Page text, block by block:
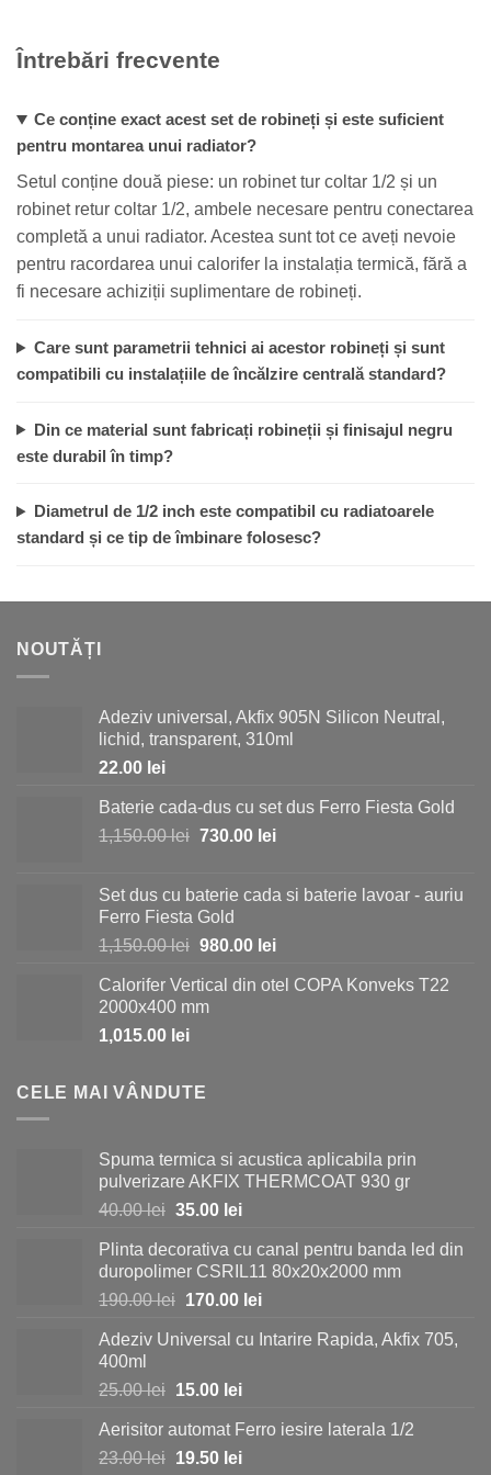
Întrebări frecvente
Ce conține exact acest set de robineți și este suficient
pentru montarea unui radiator?
Setul conține două piese: un robinet tur coltar 1/2 și un
robinet retur coltar 1/2, ambele necesare pentru conectarea
completă a unui radiator. Acestea sunt tot ce aveți nevoie
pentru racordarea unui calorifer la instalația termică, fără a
fi necesare achiziții suplimentare de robineți.
Care sunt parametrii tehnici ai acestor robineți și sunt
compatibili cu instalațiile de încălzire centrală standard?
Din ce material sunt fabricați robineții și finisajul negru
este durabil în timp?
Diametrul de 1/2 inch este compatibil cu radiatoarele
standard și ce tip de îmbinare folosesc?
NOUTĂȚI
Adeziv universal, Akfix 905N Silicon Neutral,
lichid, transparent, 310ml
22.00 lei
Baterie cada-dus cu set dus Ferro Fiesta Gold
1,150.00lei Prețul
fost:
1,150.00 lei.
730.00 leiPrețul
730.00 lei.
Set dus cu baterie cada si baterie lavoar - auriu
Ferro Fiesta Gold
1,150.00lei Prețul
a
fost:
980.00 leiPrețul
este:
Calorifer Vertical din otel COPA Konveks T22
2000x400 mm
1,015.00 lei
CELE MAI VÂNDUTE
Spuma termica si acustica aplicabila prin
pulverizare AKFIX THERMCOAT 930 gr
40.00lei Prețul
a
fost:
40.00 lei.
35.00 leiPrețul
este:
35.00 lei.
Plinta decorativa cu canal pentru banda led din
duropolimer CSRIL11 80x20x2000 mm
190.00lei Prețul
a
190.00 lei.
170.00 leiPrețul
este:
Adeziv Universal cu Intarire Rapida, Akfix 705,
400ml
25.00lei Prețul
a
fost:
15.00 leiPrețul
este:
15.00 lei.
Aerisitor automat Ferro iesire laterala 1/2
23.00lei Prețul
19.50 leiPrețul